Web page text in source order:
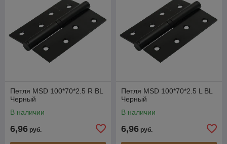
Петля MSD 100*70*2.5 R BL
Черный
В наличии
6,96 руб.
Петля MSD 100*70*2.5 L BL
Черный
В наличии
6,96 руб.